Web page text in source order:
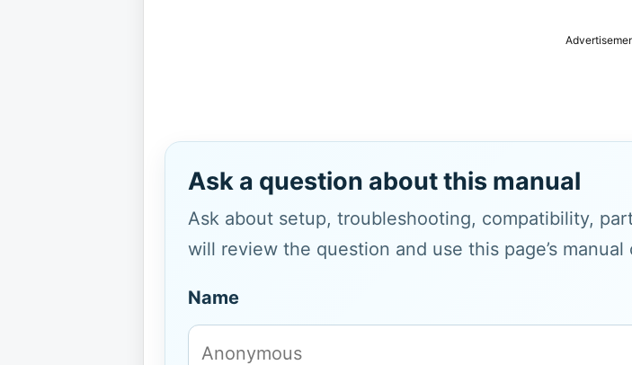
Ask a question about this manual
Ask about setup, troubleshooting, compatibility,
will review the question and use this page’s
Name